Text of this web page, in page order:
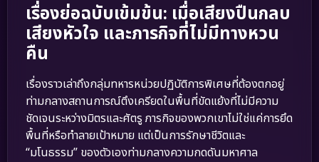
เรื่องย่อฉบับเข้มข้น: เมื่อเสียงปืนกลบ
เสียงหัวใจ และภารกิจที่ไม่มีทางหวน
คืน
เรื่องราวเล่าถึงกลุ่มทหารหน่วยปฏิบัติการพิเศษที่ต้องตกอยู่
ท่ามกลางสถานการณ์ตึงเครียดในพื้นที่ขัดแย้งที่ไม่มีความ
ชัดเจนระหว่างมิตรและศัตรู ภารกิจของพวกเขาไม่ใช่แค่การยึด
พื้นที่หรือทำลายเป้าหมาย แต่เป็นการรักษาชีวิตและ
“มโนธรรม” ของตัวเองท่ามกลางความกดดันมหาศาล